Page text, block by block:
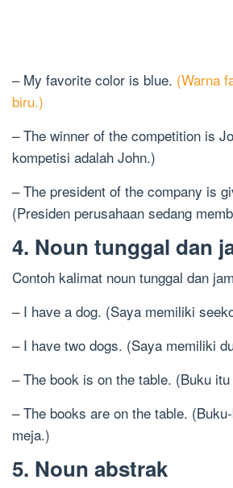
– My favorite color is blue. (Warna
biru.)
– The winner of the competition is
kompetisi adalah John.)
– The president of the company is
(Presiden perusahaan sedang
4. Noun tunggal dan
Contoh kalimat noun tunggal dan
– I have a dog. (Saya memiliki
– I have two dogs. (Saya memiliki
– The book is on the table. (Buku
– The books are on the table.
meja.)
5. Noun abstrak